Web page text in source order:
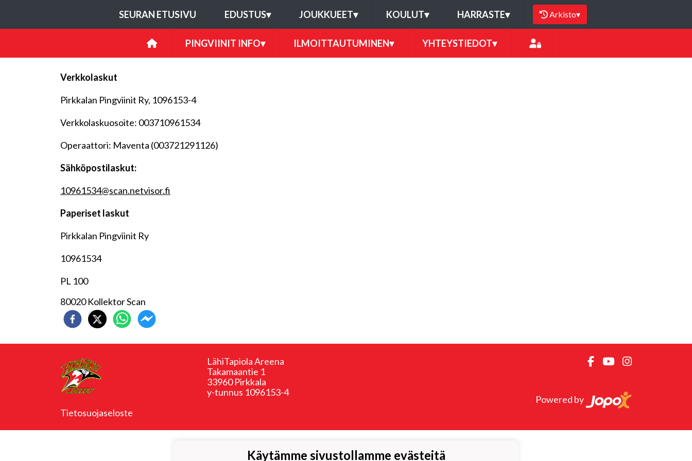
SEURAN ETUSIVU EDUSTUS▾ JOUKKUEET▾ KOULUT▾ HARRASTE▾ Arkisto▾
PINGVIINIT INFO▾ ILMOITTAUTUMINEN▾ YHTEYSTIEDOT▾
Verkkolaskut
Pirkkalan Pingviinit Ry, 1096153-4
Verkkolaskuosoite: 003710961534
Operaattori: Maventa (003721291126)
Sähköpostilaskut:
10961534@scan.netvisor.fi
Paperiset laskut
Pirkkalan Pingviinit Ry
10961534
PL 100
80020 Kollektor Scan
Tietosuojaseloste
LähiTapiola Areena
Takamaantie 1
33960 Pirkkala
y-tunnus 1096153-4
Powered by
Käytämme sivustollamme evästeitä